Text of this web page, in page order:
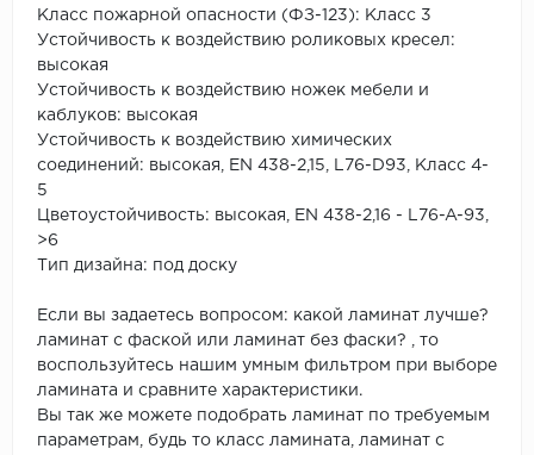
Класс пожарной опасности (ФЗ-123): Класс 3
Устойчивость к воздействию роликовых кресел:
высокая
Устойчивость к воздействию ножек мебели и
каблуков: высокая
Устойчивость к воздействию химических
соединений: высокая, EN 438-2,15, L76-D93, Класс 4-
5
Цветоустойчивость: высокая, EN 438-2,16 - L76-A-93,
>6
Тип дизайна: под доску
Если вы задаетесь вопросом: какой ламинат лучше?
ламинат с фаской или ламинат без фаски? , то
воспользуйтесь нашим умным фильтром при выборе
ламината и сравните характеристики.
Вы так же можете подобрать ламинат по требуемым
параметрам, будь то класс ламината, ламинат с